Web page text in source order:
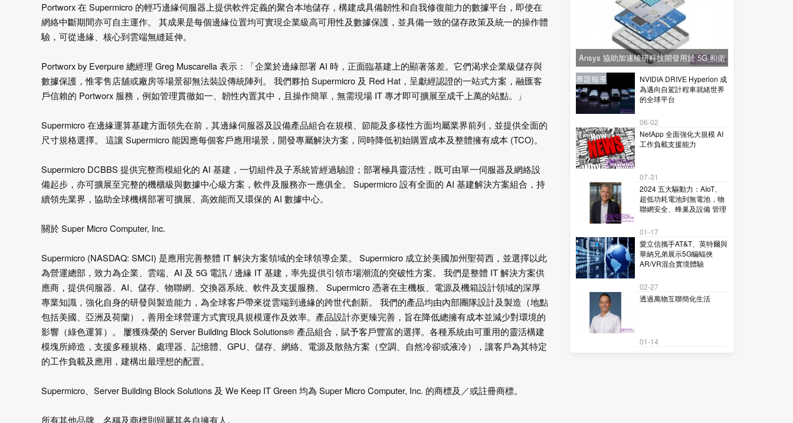
Portworx 在 Supermicro 的輕巧邊緣伺服器上提供軟件定義的聚合本地儲存，構建成具備韌性和自我修復能力的數據平台，即使在
網絡中斷期間亦可自主運作。 其成果是每個邊緣位置均可實現企業級高可用性及數據保護，並具備一致的儲存政策及統一的操作體
驗，可從邊緣、核心到雲端無縫延伸。
Portworx by Everpure 總經理 Greg Muscarella 表示：「企業於邊緣部署 AI 時，正面臨基建上的顯著落差。它們渴求企業級儲存與
數據保護，惟零售店舖或廠房等場景卻無法裝設傳統陣列。 我們夥拍 Supermicro 及 Red Hat，呈獻經認證的一站式方案，融匯客
戶信賴的 Portworx 服務，例如管理貫徹如一、韌性內置其中，且操作簡單，無需現場 IT 專才即可擴展至成千上萬的站點。」
Supermicro 在邊緣運算基建方面領先在前，其邊緣伺服器及設備產品組合在規模、節能及多樣性方面均屬業界前列，並提供全面的
尺寸規格選擇。 這讓 Supermicro 能因應每個客戶應用場景，開發專屬解決方案，同時降低初始購置成本及整體擁有成本 (TCO)。
Supermicro DCBBS 提供完整而模組化的 AI 基建，一切組件及子系統皆經過驗證；部署極具靈活性，既可由單一伺服器及網絡設
備起步，亦可擴展至完整的機櫃級與數據中心級方案，軟件及服務亦一應俱全。 Supermicro 設有全面的 AI 基建解決方案組合，持
續領先業界，協助全球機構部署可擴展、高效能而又環保的 AI 數據中心。
關於 Super Micro Computer, Inc.
Supermicro (NASDAQ: SMCI) 是應用完善整體 IT 解決方案領域的全球領導企業。 Supermicro 成立於美國加州聖荷西，並選擇以此
為營運總部，致力為企業、雲端、AI 及 5G 電訊 / 邊緣 IT 基建，率先提供引領市場潮流的突破性方案。 我們是整體 IT 解決方案供
應商，提供伺服器、AI、儲存、物聯網、交換器系統、軟件及支援服務。 Supermicro 憑著在主機板、電源及機箱設計領域的深厚
專業知識，強化自身的研發與製造能力，為全球客戶帶來從雲端到邊緣的跨世代創新。 我們的產品均由內部團隊設計及製造（地點
包括美國、亞洲及荷蘭），善用全球營運方式實現具規模運作及效率。產品設計亦更臻完善，旨在降低總擁有成本並減少對環境的
影響（綠色運算）。 屢獲殊榮的 Server Building Block Solutions® 產品組合，賦予客戶豐富的選擇。各種系統由可重用的靈活構建
模塊所締造，支援多種規格、處理器、記憶體、GPU、儲存、網絡、電源及散熱方案（空調、自然冷卻或液冷），讓客戶為其特定
的工作負載及應用，建構出最理想的配置。
Supermicro、Server Building Block Solutions 及 We Keep IT Green 均為 Super Micro Computer, Inc. 的商標及／或註冊商標。
所有其他品牌、名稱及商標則歸屬其各自擁有人。
Ansys 協助加速稜研科技開發用於 5G 和衛
星通訊的下一代毫米波技術
新聞
NVIDIA DRIVE Hyperion 成
為邁向自駕計程車就緒世界
的全球平台
06-02
新聞
NetApp 全面強化大規模 AI
工作負載支援能力
07-31
專題報導
2024 五大驅動力：AIoT、
超低功耗電池到無電池，物
聯網安全、蜂巢及設備 管理
01-17
新聞
愛立信攜手AT&T、英特爾與
華納兄弟展示5G蝙蝠俠
AR/VR混合實境體驗
02-27
專題報導
透過萬物互聯簡化生活
01-14